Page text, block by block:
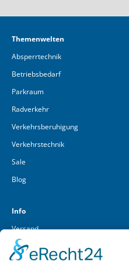
Themenwelten
Absperrtechnik
Betriebsbedarf
Parkraum
Radverkehr
Verkehrsberuhigung
Verkehrstechnik
Sale
Blog
Info
Versand
Über uns